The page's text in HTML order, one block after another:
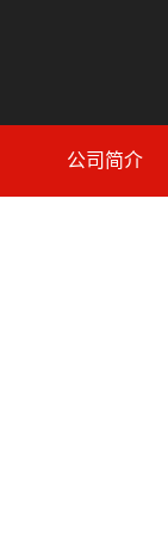
公司简介